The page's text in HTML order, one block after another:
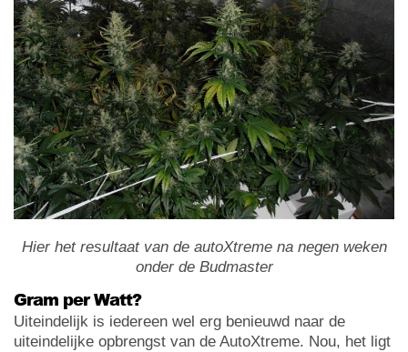
Hier het resultaat van de autoXtreme na negen weken
onder de Budmaster
Gram per Watt?
Uiteindelijk is iedereen wel erg benieuwd naar de
uiteindelijke opbrengst van de AutoXtreme. Nou, het ligt